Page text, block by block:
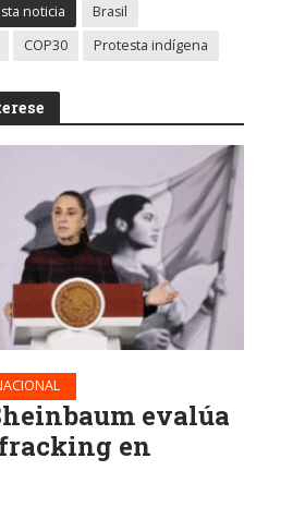
noticia
Brasil
COP30 Protesta indígena
evalúa
en